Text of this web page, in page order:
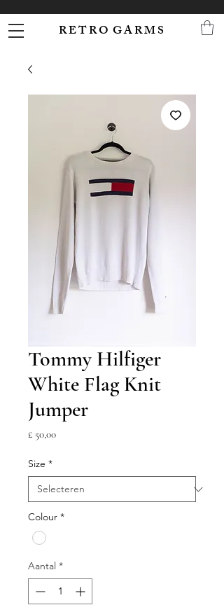
R E T R O G A R M S
Tommy Hilfiger
White Flag Knit
Jumper
£ 50,00Prijs
Size *
Colour *
Aantal *